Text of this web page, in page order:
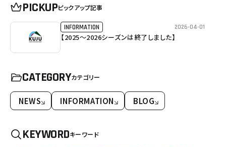
PICKUPピックアップ記事
INFORMATION 2026-04-01
【2025～2026シーズンは終了しました】
CATEGORYカテゴリー
NEWS INFORMATION BLOG
KEYWORDキーワード